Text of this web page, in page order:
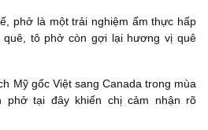
phở là một trải nghiệm ẩm thực hấp
tô phở còn gợi lại hương vị quê
Mỹ gốc Việt sang Canada trong mùa
phở tại đây khiến chị cảm nhận rõ